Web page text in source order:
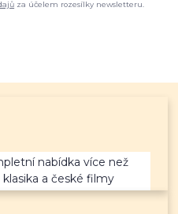
za účelem rozesílky newsletteru.
nabídka více než
a české filmy